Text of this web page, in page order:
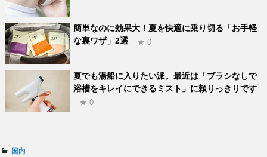
簡単なのに効果大！夏を快適に乗り切る「お手軽
な裏ワザ」2選
★ 0
夏でも湯船に入りたい派。最近は「ブラシなしで
浴槽をキレイにできるミスト」に頼りっきりです
★ 0
カ
国内